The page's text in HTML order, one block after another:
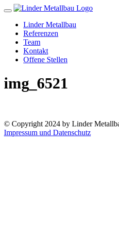
Toggle
navigationLinder Metallbau
Referenzen
Team
Kontakt
Offene Stellen
img_6521
© Copyright 2024 by Linder
Impressum und Datenschutz